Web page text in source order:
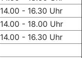
14.00 - 16.30 Uhr
14.00 - 18.00 Uhr
14.00 - 16.30 Uhr